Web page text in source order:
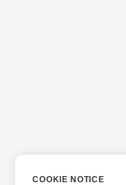
COOKIE NOTICE